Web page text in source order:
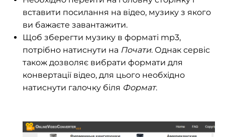
вставити посилання на відео, музику з якого
ви бажаєте завантажити.
Щоб зберегти музику в форматі mp3,
потрібно натиснути на Почати. Однак сервіс
також дозволяє вибрати формати для
конвертації відео, для цього необхідно
натиснути галочку біля Формат.